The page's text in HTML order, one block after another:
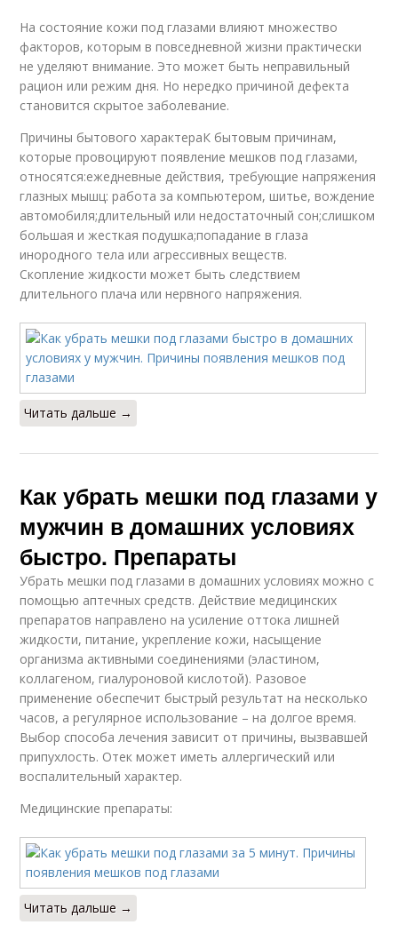
На состояние кожи под глазами влияют множество
факторов, которым в повседневной жизни практически
не уделяют внимание. Это может быть неправильный
рацион или режим дня. Но нередко причиной дефекта
становится скрытое заболевание.
Причины бытового характераК бытовым причинам,
которые провоцируют появление мешков под глазами,
относятся:ежедневные действия, требующие напряжения
глазных мышц: работа за компьютером, шитье, вождение
автомобиля;длительный или недостаточный сон;слишком
большая и жесткая подушка;попадание в глаза
инородного тела или агрессивных веществ.
Скопление жидкости может быть следствием
длительного плача или нервного напряжения.
Читать дальше →
Как убрать мешки под глазами у
мужчин в домашних условиях
быстро. Препараты
Убрать мешки под глазами в домашних условиях можно с
помощью аптечных средств. Действие медицинских
препаратов направлено на усиление оттока лишней
жидкости, питание, укрепление кожи, насыщение
организма активными соединениями (эластином,
коллагеном, гиалуроновой кислотой). Разовое
применение обеспечит быстрый результат на несколько
часов, а регулярное использование – на долгое время.
Выбор способа лечения зависит от причины, вызвавшей
припухлость. Отек может иметь аллергический или
воспалительный характер.
Медицинские препараты:
Читать дальше →